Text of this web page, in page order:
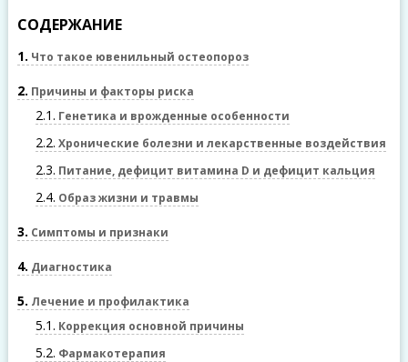
СОДЕРЖАНИЕ
1 Что такое ювенильный остеопороз
2 Причины и факторы риска
2.1 Генетика и врожденные особенности
2.2 Хронические болезни и лекарственные воздействия
2.3 Питание, дефицит витамина D и дефицит кальция
2.4 Образ жизни и травмы
3 Симптомы и признаки
4 Диагностика
5 Лечение и профилактика
5.1 Коррекция основной причины
5.2 Фармакотерапия